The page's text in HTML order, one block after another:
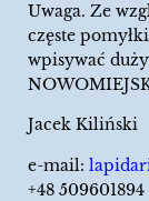
Uwaga. Ze
częste
wpisywać
Jacek Kiliński
e-mail:
+48